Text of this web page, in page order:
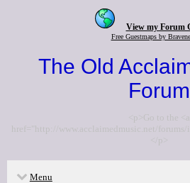
View my Forum
Free Guestmaps by
The Old
Forum
<p>Go to the <a
href="http://www.acclaimedmusic.net/forums/
</p>
Menu